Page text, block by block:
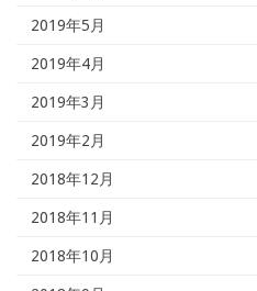
2019年5月
2019年4月
2019年3月
2019年2月
2018年12月
2018年11月
2018年10月